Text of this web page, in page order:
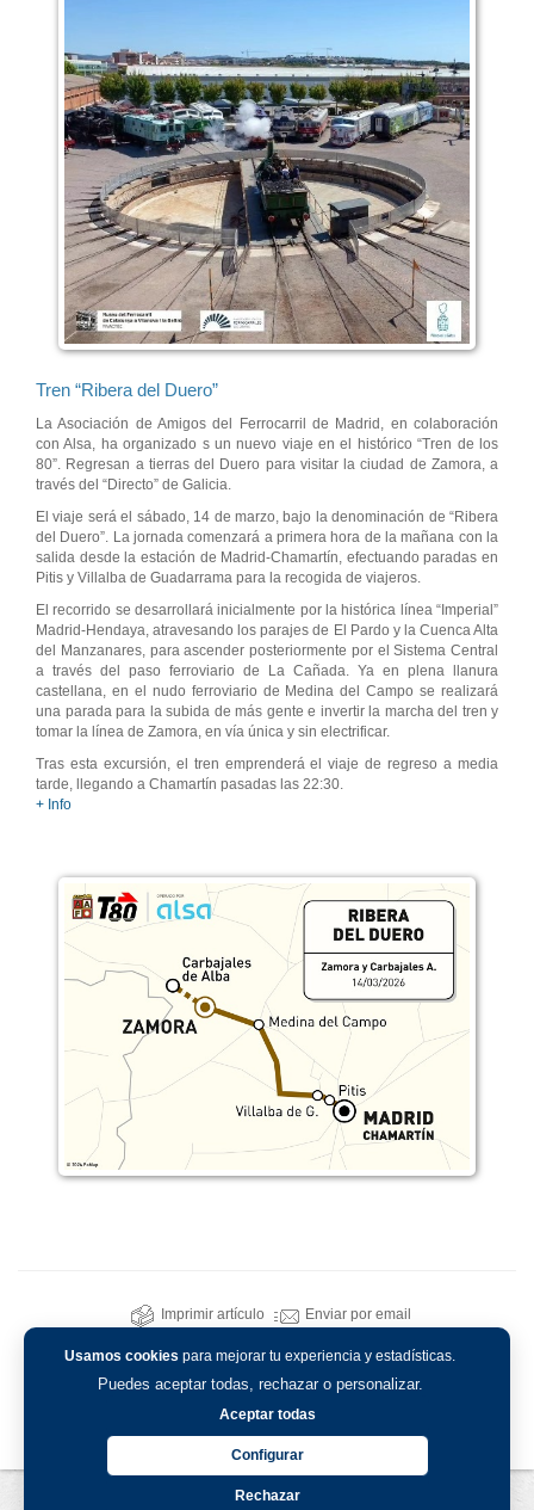
Usamos cookies para mejorar tu experiencia y estadísticas.
Puedes aceptar todas, rechazar o personalizar.
Aceptar todas
Configurar
Rechazar
Tren “Ribera del Duero”
La Asociación de Amigos del Ferrocarril de Madrid, en colaboración
con Alsa, ha organizado s un nuevo viaje en el histórico “Tren de los
80”. Regresan a tierras del Duero para visitar la ciudad de Zamora, a
través del “Directo” de Galicia.
El viaje será el sábado, 14 de marzo, bajo la denominación de “Ribera
del Duero”. La jornada comenzará a primera hora de la mañana con la
salida desde la estación de Madrid-Chamartín, efectuando paradas en
Pitis y Villalba de Guadarrama para la recogida de viajeros.
El recorrido se desarrollará inicialmente por la histórica línea “Imperial”
Madrid-Hendaya, atravesando los parajes de El Pardo y la Cuenca Alta
del Manzanares, para ascender posteriormente por el Sistema Central
a través del paso ferroviario de La Cañada. Ya en plena llanura
castellana, en el nudo ferroviario de Medina del Campo se realizará
una parada para la subida de más gente e invertir la marcha del tren y
tomar la línea de Zamora, en vía única y sin electrificar.
Tras esta excursión, el tren emprenderá el viaje de regreso a media
tarde, llegando a Chamartín pasadas las 22:30.
+ Info
Imprimir artículo Enviar por email
Política de privacidad